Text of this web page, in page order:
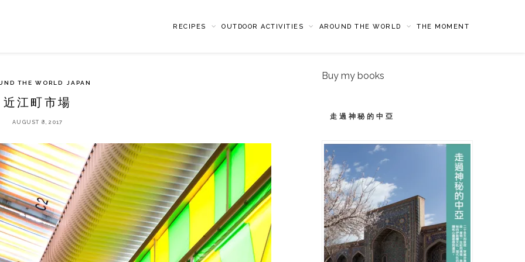
RECIPES OUTDOOR ACTIVITIES AROUND THE WORLD THE MOMENT
THE WORLD JAPAN
近江町市場
AUGUST 8, 2017
Buy my books
走過神秘的中亞